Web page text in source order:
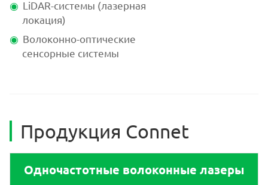
LiDAR-системы (лазерная
локация)
Волоконно-оптические
сенсорные системы
Продукция Connet
Одночастотные волоконные лазеры